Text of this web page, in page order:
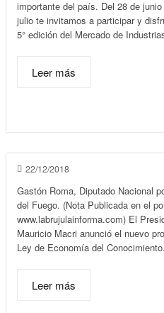
importante del país. Del 28 de
julio te invitamos a participar y
5° edición del Mercado de
Leer más
22/12/2018
Gastón Roma, Diputado Nacional
del Fuego. (Nota Publicada en el
www.labrujulainforma.com) El
Mauricio Macri anunció el nuevo
Ley de Economía del
Leer más